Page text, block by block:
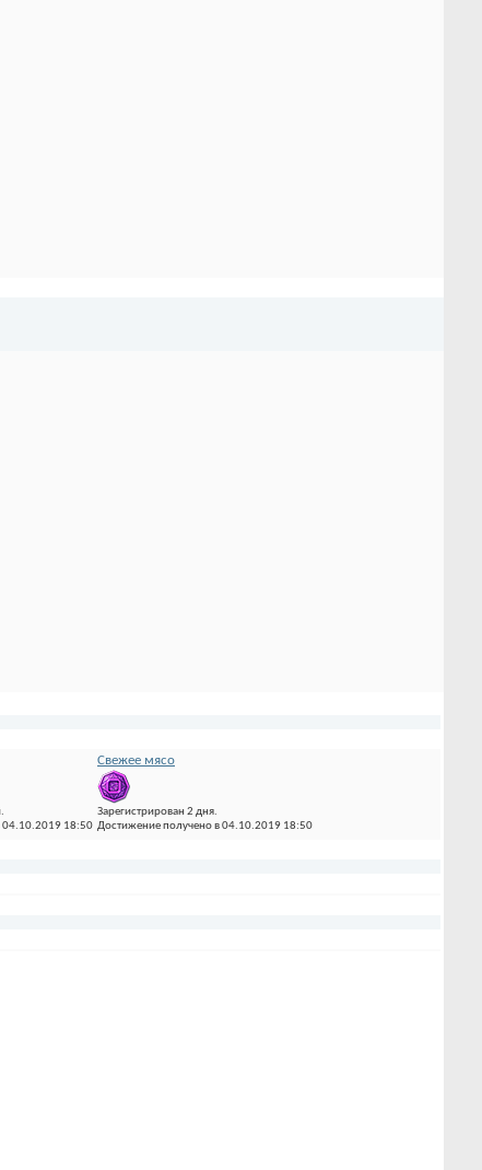
04.10.2019 18:50
Свежее мясо
Зарегистрирован 2 дня.
Достижение получено в 04.10.2019 18:50